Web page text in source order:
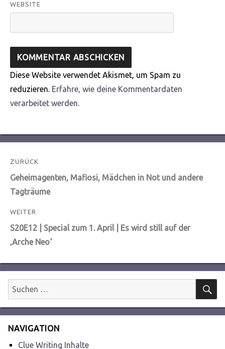
WEBSITE
Diese Website verwendet Akismet, um Spam zu
reduzieren. Erfahre, wie deine Kommentardaten
verarbeitet werden.
Beitragsnavigation
ZURÜCK
Vorheriger
Beitrag:
Geheimagenten, Mafiosi, Mädchen in Not und andere
Tagträume
WEITER
Nächster
Beitrag:
S20E12 | Special zum 1. April | Es wird still auf der
‚Arche Neo‘
Suchen
nach:
NAVIGATION
Clue Writing Inhalte